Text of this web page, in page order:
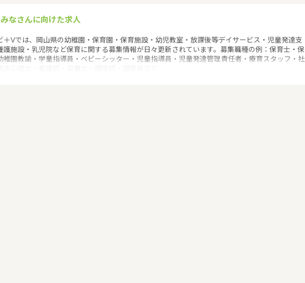
なさんに向けた求人
＋Vでは、岡山県の幼稚園・保育園・保育施設・幼児教室・放課後等デイサービス・児童発達支
護施設・乳児院など保育に関する募集情報が日々更新されています。募集職種の例：保育士・保
稚園教諭・学童指導員・ベビーシッター・児童指導員・児童発達管理責任者・療育スタッフ・社